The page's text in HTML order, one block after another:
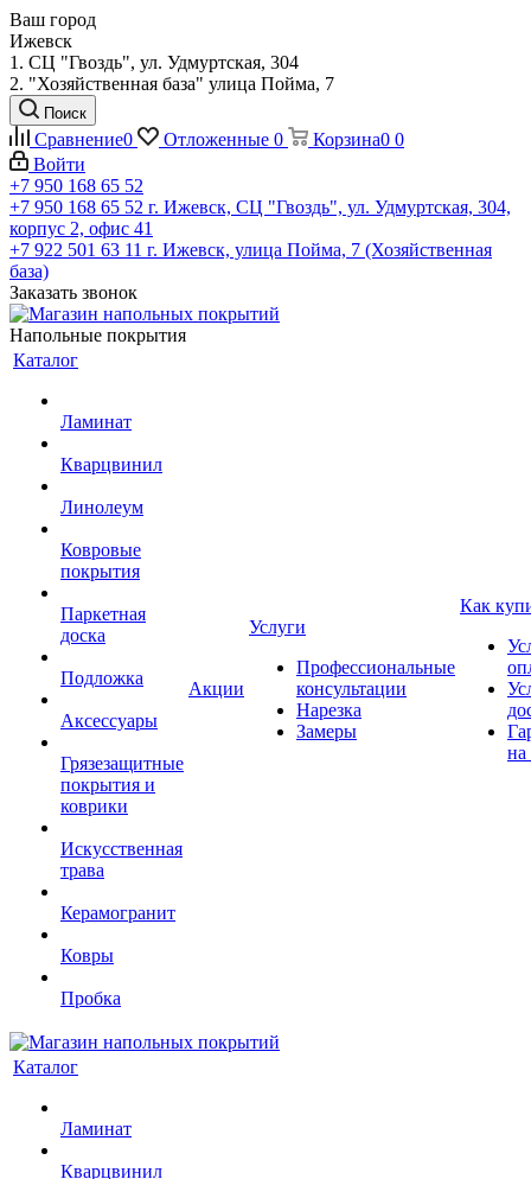
Ваш город
Ижевск
1. СЦ "Гвоздь", ул. Удмуртская, 304
2. "Хозяйственная база" улица Пойма, 7
Поиск
Сравнение0 Отложенные 0 Корзина0 0
Войти
+7 950 168 65 52
+7 950 168 65 52 г. Ижевск, СЦ "Гвоздь", ул. Удмуртская, 304,
корпус 2, офис 41
+7 922 501 63 11 г. Ижевск, улица Пойма, 7 (Хозяйственная
база)
Заказать звонок
Напольные покрытия
Каталог
Ламинат
Кварцвинил
Линолеум
Ковровые
покрытия
Паркетная
доска
Подложка
Аксессуары
Грязезащитные
покрытия и
коврики
Искусственная
трава
Керамогранит
Ковры
Пробка
Акции
Услуги
Профессиональные
консультации
Нарезка
Замеры
Как
на
Каталог
Ламинат
Кварцвинил